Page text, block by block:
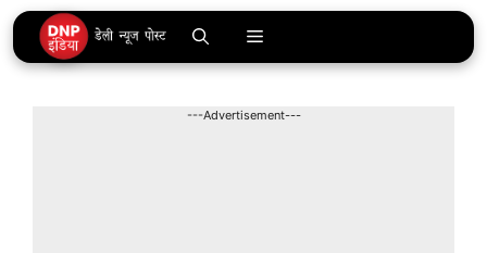
Skip
to
content
Menu
---Advertisement---